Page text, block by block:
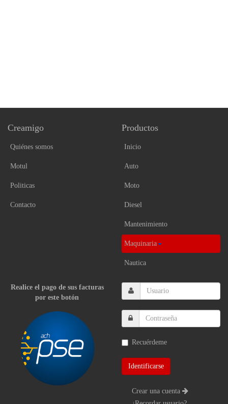
Creamigo
Quiénes somos
Motul
Politicas
Contacto
Productos
Inicio
Auto
Moto
Diesel
Mantenimiento
Maquinaria
Nautica
Realice el pago de sus facturas
por este botón
Recuérdeme
Crear una cuenta